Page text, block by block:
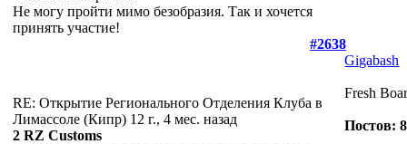
Не могу пройти мимо безобразия. Так и хочется
принять участие!
#2638
RE: Открытие Регионального Отделения Клуба в
Лимассоле (Кипр) 12 г., 4 мес. назад
2 RZ Customs
Gigabash
Fresh
Постов: 8